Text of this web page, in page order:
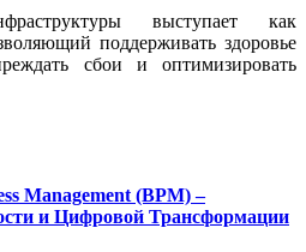
выступает как
поддерживать здоровье
сбои и оптимизировать
Management (BPM) –
и Цифровой Трансформации